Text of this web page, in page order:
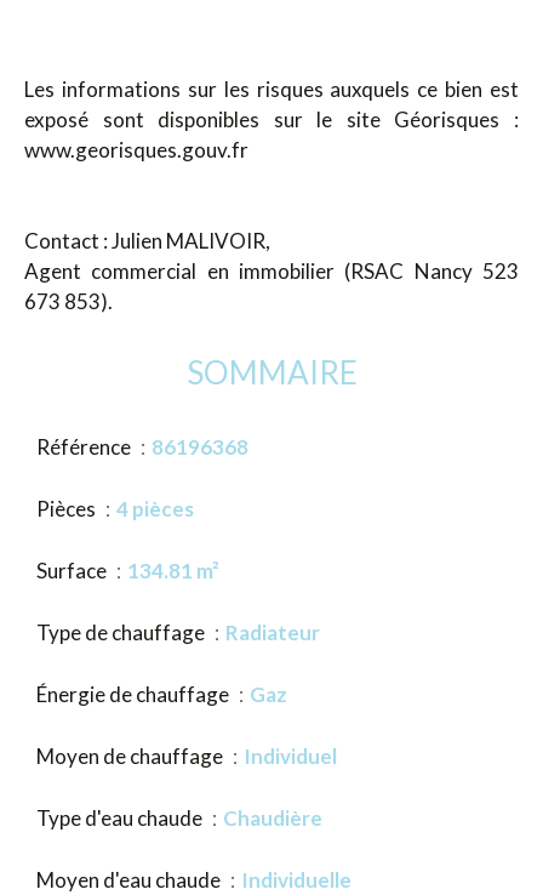
Les informations sur les risques auxquels ce bien est
exposé sont disponibles sur le site Géorisques :
www.georisques.gouv.fr
Contact : Julien MALIVOIR,
Agent commercial en immobilier (RSAC Nancy 523
673 853).
SOMMAIRE
Référence 86196368
Pièces 4 pièces
Surface 134.81 m²
Type de chauffage Radiateur
Énergie de chauffage Gaz
Moyen de chauffage Individuel
Type d'eau chaude Chaudière
Moyen d'eau chaude Individuelle